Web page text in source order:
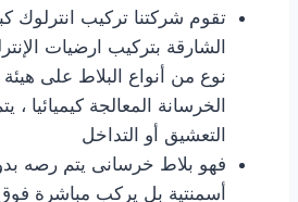
تقوم شركتنا تركيب انترلوك
الشارقة بتركيب ارضيات
نوع من أنواع البلاط على
الخرسانة المعالجة كيميائيا ،
التعشيق أو التداخل
فهو بلاط خرسانى يتم رصه
أسمنتية بل يركب مباشرة